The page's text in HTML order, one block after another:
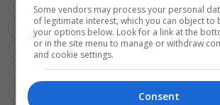
Kh Deçani Kh Trepça
Sporti Në Rajonin
Kh Llapi
Kh Lepenci Kh Besa
Kh
Kh Samadrexha
Kh Kastrioti Kh
Kh Prizreni
Sporti Në Rajonin E Gjilanit
Kh Prishtina
Kh Rahoveci
Some vendors may process your personal
of legitimate interest, which you can object to
your options below. Look for a link at the
or in the site menu to manage or withdraw
and cookie settings.
Consent